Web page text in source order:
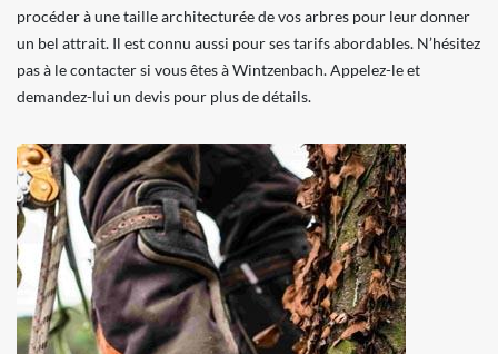
procéder à une taille architecturée de vos arbres pour leur donner
un bel attrait. Il est connu aussi pour ses tarifs abordables. N’hésitez
pas à le contacter si vous êtes à Wintzenbach. Appelez-le et
demandez-lui un devis pour plus de détails.